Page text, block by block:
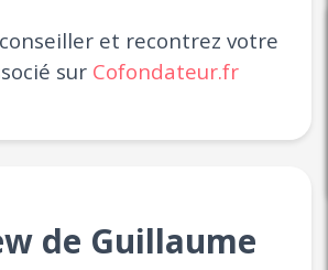
et recontrez votre
sur Cofondateur.fr
de Guillaume